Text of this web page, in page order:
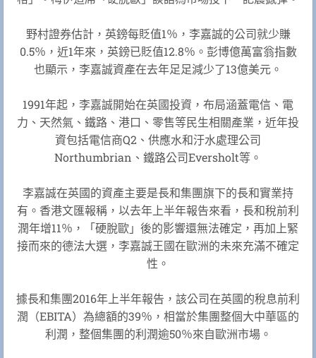
野村證券估計，英鎊每貶值1％，李嘉誠的公司就少賺
0.5％，近1年來，英鎊已貶值12.8％。彭博億萬富翁指數
也顯示，李嘉誠資產在去年足足減少了13億美元。
1991年起，李嘉誠開始在英國投資，布局涵蓋電信、電
力、天然氣、鐵路、港口、零售等民生相關產業，近年投
資包括電信商Q2、供應水和汙水處理公司
Northumbrian、鐵路公司Eversholt等。
李嘉誠在英國的資產主要是長和集團旗下的長和實業持
有。香港文匯報稱，以去年上半年報告來看，長和稅前利
潤年增11％，「硬脫歐」後的影響還無法確定，再加上緊
接而來的德法大選，李嘉誠王國在歐洲的未來充滿不確定
性。
據長和集團2016年上半年報告，該公司在英國的稅息前利
潤（EBITA）為總額的39％，相當於集團整個大中華區的
利潤，整個集團的利潤逾50％來自歐洲市場。